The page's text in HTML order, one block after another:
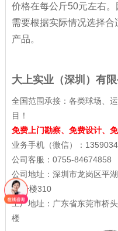
价格在每公斤50元左右。
需要根据实际情况选择
产品。
大上实业（深圳）有限
全国范围承接：各类球场、
目！
免费上门勘察、免费设计、
业务手机（微信）：
公司客服：0755-84674858
公司地址：深圳市龙岗区平
11号楼310
工厂地址：广东省东莞市桥
楼